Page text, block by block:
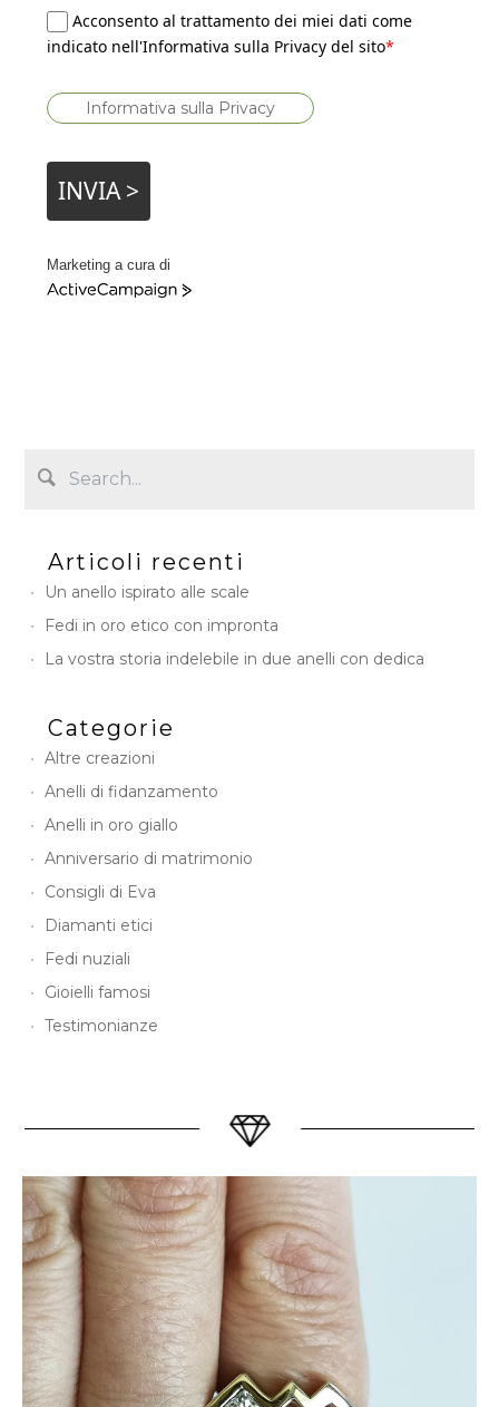
Acconsento al trattamento dei miei dati come
indicato nell'Informativa sulla Privacy del sito*
Informativa sulla Privacy
INVIA >
Marketing a cura di
A
m
g
n
Articoli recenti
Un anello ispirato alle scale
Fedi in oro etico con impronta
La vostra storia indelebile in due anelli con dedica
Categorie
Altre creazioni
Anelli di fidanzamento
Anelli in oro giallo
Anniversario di matrimonio
Consigli di Eva
Diamanti etici
Fedi nuziali
Gioielli famosi
Testimonianze